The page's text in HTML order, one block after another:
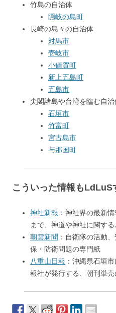
竹島の自治体
隠岐の島町
長崎の島々の自治体
対馬市
壱岐市
小値賀町
新上五島町
五島市
尖閣諸島や台湾を臨む自治
石垣市
竹富町
宮古島市
与那国町
こういった情報もLdLuS
神社新報 ：神社界の最新
まで、神道や神社に関す
朝雲新聞 ：自衛隊の活動
保・防衛問題の専門紙
八重山日報 ：沖縄県石垣
報社が発行する、朝刊単